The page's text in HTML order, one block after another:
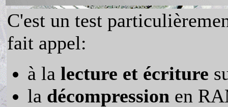
C'est un test
fait appel:
à la lecture et écriture
la décompression en